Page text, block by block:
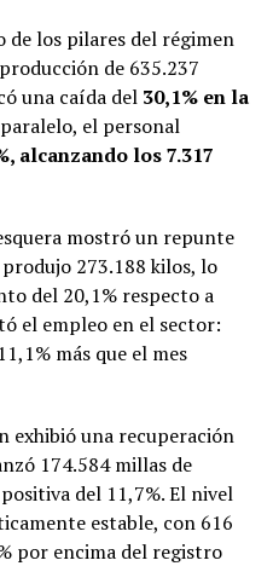
los pilares del régimen
de 635.237
una caída del 30,1% en la
el personal
alcanzando los 7.317
mostró un repunte
273.188 kilos, lo
del 20,1% respecto a
el empleo en el sector:
más que el mes
exhibió una recuperación
174.584 millas de
del 11,7%. El nivel
estable, con 616
por encima del registro